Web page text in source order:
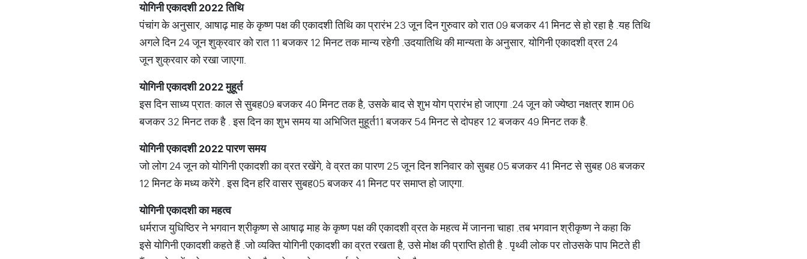
योगिनी एकादशी2022तिथि
पंचांग के अनुसार, आषाढ़ माह के कृष्ण पक्ष की एकादशी तिथि का प्रारंभ 23 जून दिन गुरुवार को रात 09 बजकर 41 मिनट से हो रहा है .यहतिथि
अगले दिन 24 जून शुक्रवार को रात 11 बजकर 12 मिनट तक मान्य रहेगी.उदयातिथि की मान्यता के अनुसार, योगिनी एकादशी व्रत 24
जून शुक्रवार को रखा जाएगा.
योगिनी एकादशी2022मुहूर्त
इस दिन साध्य प्रात: काल से सुबह09 बजकर 40 मिनट तक है, उसके बाद से शुभ योग प्रारंभ हो जाएगा.24 जून को ज्येष्ठा नक्षत्र शाम 06
बजकर 32 मिनट तक है . इस दिन का शुभ समय या अभिजित मुहूर्त11 बजकर 54 मिनट से दोपहर 12 बजकर 49 मिनट तक है.
योगिनी एकादशी2022पारण समय
जो लोग 24 जून को योगिनी एकादशी का व्रत रखेंगे, वे व्रत का पारण 25 जून दिन शनिवार को सुबह 05 बजकर 41 मिनट से सुबह 08 बजकर
12 मिनट के मध्य करेंगे. इस दिन हरि वासर सुबह05 बजकर 41 मिनट पर समाप्त हो जाएगा.
योगिनी एकादशी का महत्व
धर्मरा​ज युधिष्ठिर ने भगवान श्रीकृष्ण से आषाढ़ माह के कृष्ण पक्ष की एकादशी व्रत के महत्व में जानना चा​हा.तब भगवान श्रीकृष्ण ने कहा कि
इसेयोगिनी एकादशी कहते हैं .जो व्यक्ति योगिनी एकादशी का व्रत रखता है, उसे मोक्ष की प्राप्ति होती है . पृथ्वी लोक पर तोउसके पाप मिटते ही